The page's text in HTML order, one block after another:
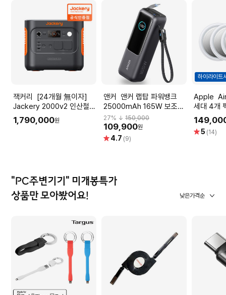
잭커리 [24개월 無이자]
Jackery 2000v2 인산철
올인원 파워뱅크 차박 캠핑
용
1,790,000원
앤커 앤커 랩탑 파워뱅크
25000mAh 165W 보조배
터리 블랙 A1695
27% ↓150,000
109,900원
별 4.7 (9)
하이라이트
Apple AirTag 에어태그 1
세대 4개
별5 (14)
"PC주변기기" 미개봉특가
상품만 모아봤어요!
낮은가격순